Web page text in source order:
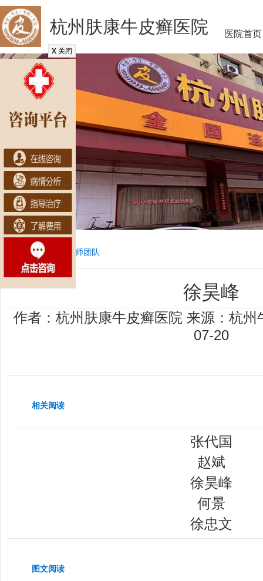
杭州肤康牛皮癣医院 医院首页
当前位置：首页 医师团队
徐昊峰
作者：杭州肤康牛皮癣医院 来源：杭州
07-20
相关阅读
张代国
赵斌
徐昊峰
何景
徐忠文
图文阅读
x 关闭